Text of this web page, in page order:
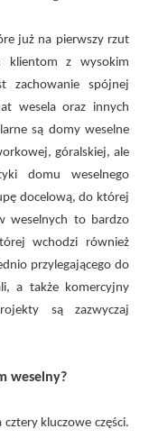
już na pierwszy rzut
klientom z wysokim
zachowanie spójnej
wesela oraz innych
są domy weselne
góralskiej, ale
domu weselnego
docelową, do której
weselnych to bardzo
wchodzi również
przylegającego do
a także komercyjny
są zazwyczaj
weselny?
kluczowe części.